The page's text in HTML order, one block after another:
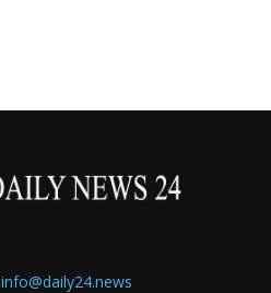
info@daily24.news